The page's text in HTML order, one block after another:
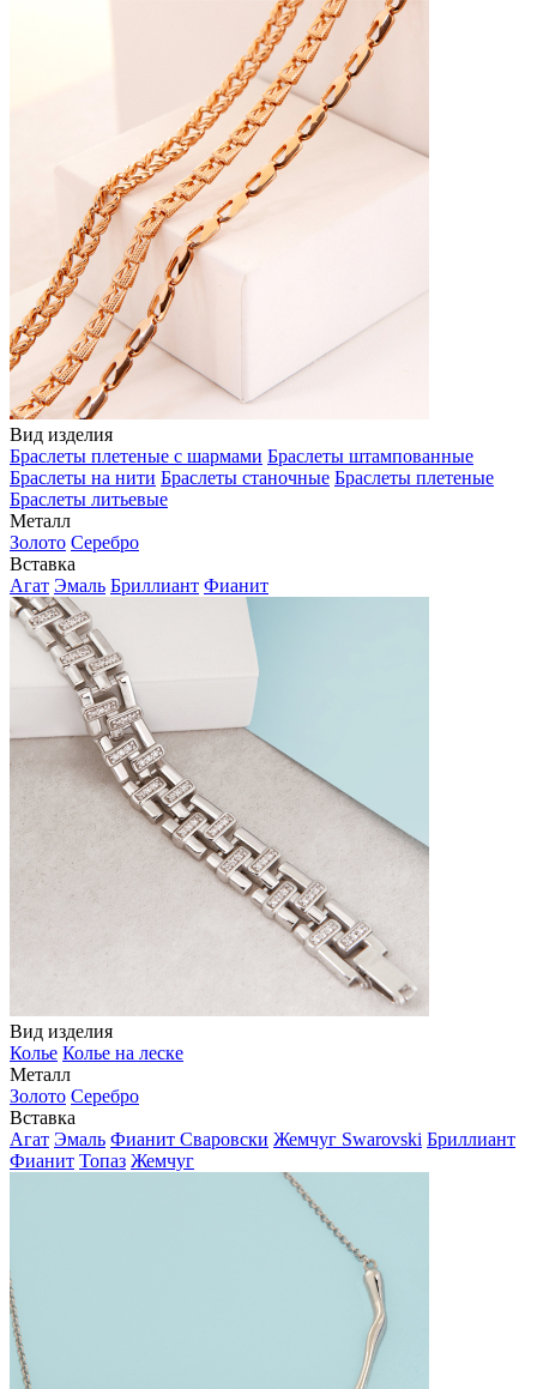
Вид изделия
Браслеты плетеные с шармами Браслеты штампованные
Браслеты на нити Браслеты станочные Браслеты плетеные
Браслеты литьевые
Металл
Золото Серебро
Вставка
Агат Эмаль Бриллиант Фианит
Вид изделия
Колье Колье на леске
Металл
Золото Серебро
Вставка
Агат Эмаль Фианит Сваровски Жемчуг Swarovski Бриллиант
Фианит Топаз Жемчуг